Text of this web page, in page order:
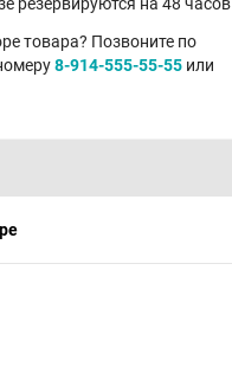
товара? Позвоните по
8-914-555-55-55 или